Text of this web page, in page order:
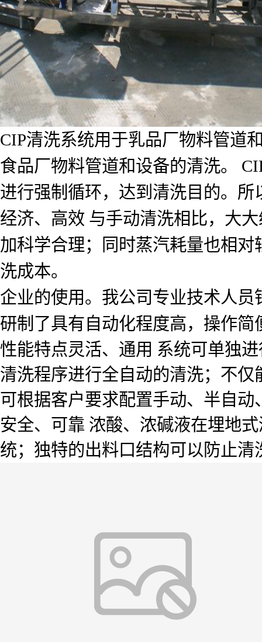
CIP清洗系统用于乳品厂物料管道
食品厂物料管道和设备的清洗。
进行强制循环，达到清洗目的。
经济、高效 与手动清洗相比，大
加科学合理；同时蒸汽耗量也相
洗成本。
企业的使用。我公司专业技术人
研制了具有自动化程度高，操作
性能特点灵活、通用 系统可单独
清洗程序进行全自动的清洗；不
可根据客户要求配置手动、半自
安全、可靠 浓酸、浓碱液在埋地
统；独特的出料口结构可以防止